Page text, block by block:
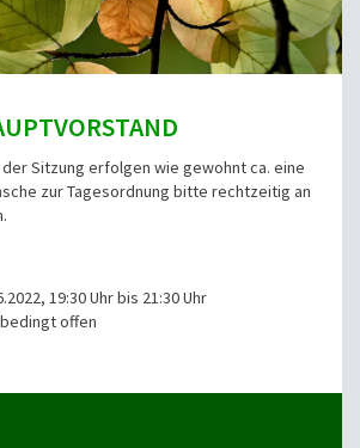
der Sitzung erfolgen wie gewohnt ca. eine
zur Tagesordnung bitte rechtzeitig an
19:30 Uhr bis 21:30 Uhr
offen